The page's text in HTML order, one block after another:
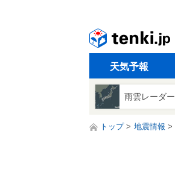
天気予報
雨雲レーダー
トップ 地震情報